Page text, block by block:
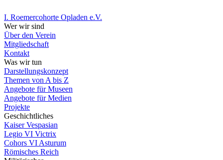
I. Roemercohorte Opladen e.V.
Wer wir sind
Über den Verein
Mitgliedschaft
Kontakt
Was wir tun
Darstellungskonzept
Themen von A bis Z
Angebote für Museen
Angebote für Medien
Projekte
Geschichtliches
Kaiser Vespasian
Legio VI Victrix
Cohors VI Asturum
Römisches Reich